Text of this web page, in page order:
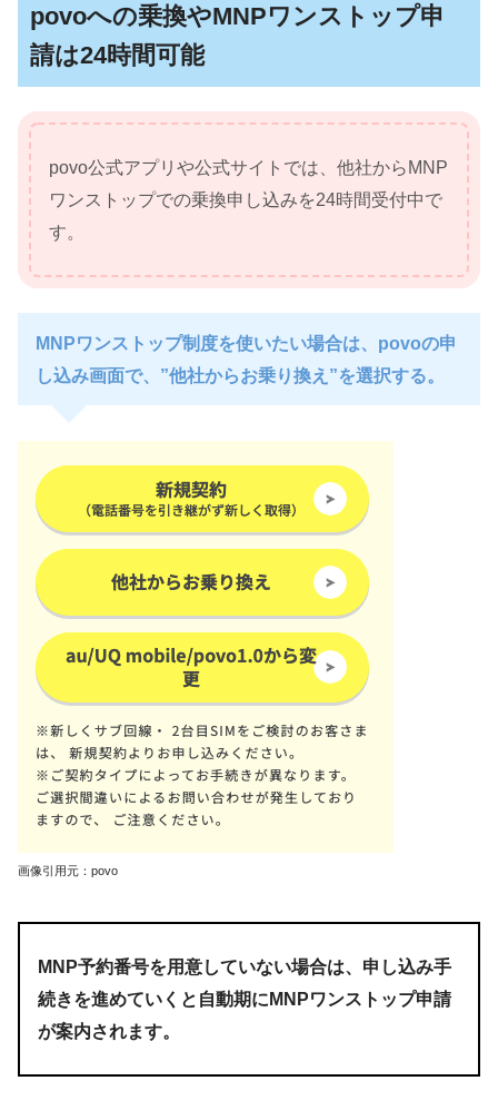
povoへの乗換やMNPワンストップ申
請は24時間可能
povo公式アプリや公式サイトでは、他社からMNP
ワンストップでの乗換申し込みを24時間受付中で
す。
MNPワンストップ制度を使いたい場合は、povoの申
し込み画面で、”他社からお乗り換え”を選択する。
画像引用元：povo
MNP予約番号を用意していない場合は、申し込み手
続きを進めていくと自動期にMNPワンストップ申請
が案内されます。